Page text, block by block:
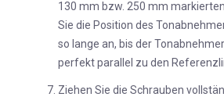
130 mm bzw. 250 mm
Sie die Position des
so lange an, bis der
perfekt parallel zu den
Ziehen Sie die Schrauben